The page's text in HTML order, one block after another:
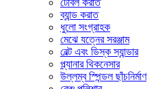
টেবিল করাত
ব্যান্ড করাত
ধুলো সংগ্রাহক
মেঝে যত্নের সরঞ্জাম
বেল্ট এবং ডিস্ক স্যান্ডার
প্ল্যানার থিকনেসার
উল্লম্ব স্পিন্ডল ছাঁচনির্মাণ